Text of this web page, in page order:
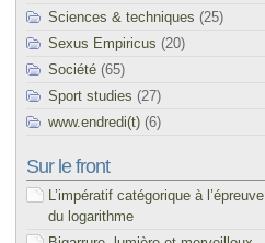
Sciences & techniques (25)
Sexus Empiricus (20)
Société (65)
Sport studies (27)
www.endredi(t) (6)
Sur le front
L’impératif catégorique à l’épreuve
du logarithme